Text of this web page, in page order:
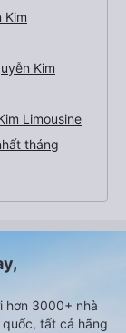
Kim
Kim
Limousine
tháng
hơn 3000+ nhà
tất cả hãng